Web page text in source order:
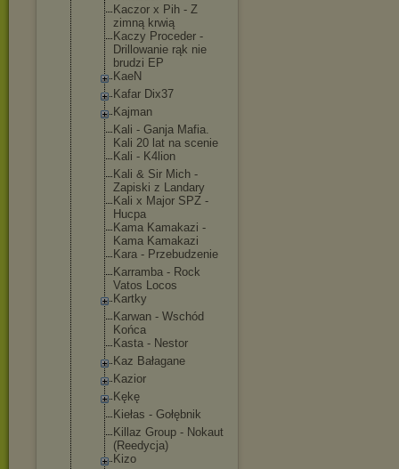
Kaczor x Pih - Z
zimną krwią
Kaczy Proceder -
Drillowanie rąk nie
brudzi EP
KaeN
Kafar Dix37
Kajman
Kali - Ganja Mafia.
Kali 20 lat na scenie
Kali - K4lion
Kali & Sir Mich -
Zapiski z Landary
Kali x Major SPZ -
Hucpa
Kama Kamakazi -
Kama Kamakazi
Kara - Przebudzenie
Karramba - Rock
Vatos Locos
Kartky
Karwan - Wschód
Końca
Kasta - Nestor
Kaz Bałagane
Kazior
Kękę
Kiełas - Gołębnik
Killaz Group - Nokaut
(Reedycja)
Kizo